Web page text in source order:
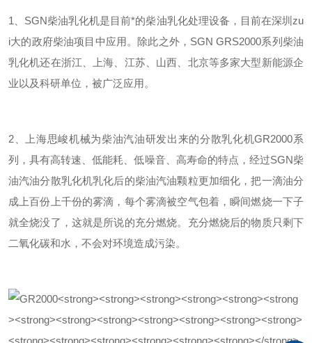
1、SGN柴油乳化机是目前*的柴油乳化处理设备，目前在深圳zu
i大的政府柴油项目中应用。除此之外，SGN GRS2000系列柴油
乳化机还在浙江、上海、江苏、山西、北京等多家大型新能源企
业以及科研单位，被广泛应用。
2、上海思峻机械为柴油汽油研发出来的分散乳化机GR2000系
列，具有高转速、低能耗、低噪音、高寿命的特点，经过SGN柴
油汽油分散乳化机乳化后的柴油汽油颗粒更加细化，把一滴油分
成上百份上千份的雾滴，每个雾滴被空气包着，瞬间燃烧一下子
就全烧没了，这就是所说的充分燃烧。充分燃烧后的物质只剩下
二氧化碳和水，不会对环境造成污染。